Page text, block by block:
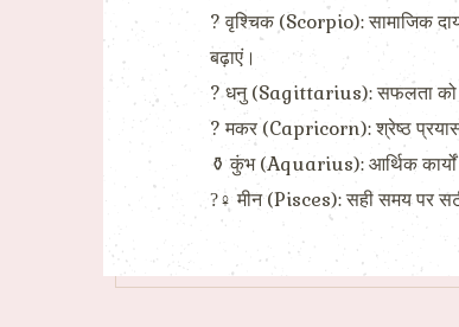
? वृश्चिक (Scorpio): सामाजिक
बढ़ाएं।
? धनु (Sagittarius): सफलता को
? मकर (Capricorn): श्रेष्ठ
⚱ कुंभ (Aquarius): आर्थिक कार्यों
?‍♀ मीन (Pisces): सही समय पर